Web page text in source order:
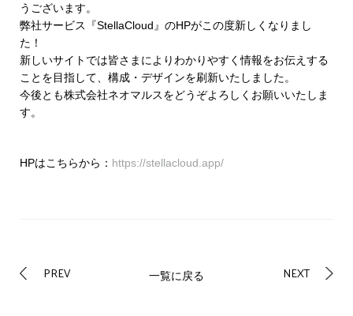
うございます。
弊社サービス『StellaCloud』のHPがこの度新しくなりまし
た！
新しいサイトでは皆さまによりわかりやすく情報をお伝えする
ことを目指して、構成・デザインを刷新いたしました。
今後とも株式会社ネオマルスをどうぞよろしくお願いいたしま
す。
HPはこちらから： https://stellacloud.app/
PREV 一覧に戻る NEXT